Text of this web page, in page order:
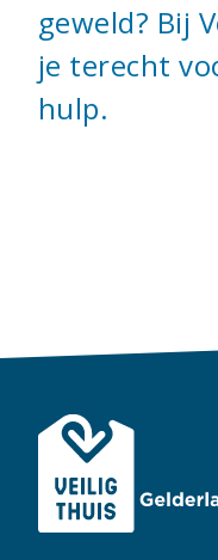
geweld? Bij
je terecht
hulp.